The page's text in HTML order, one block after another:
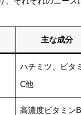
主な成分
ハチミツ、ビタ
C他
高濃度ビタミン